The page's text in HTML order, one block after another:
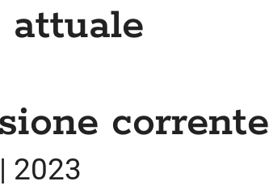
attuale
corrente
2023